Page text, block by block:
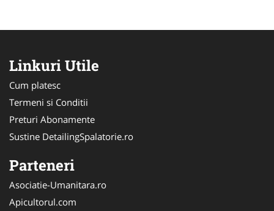
Linkuri Utile
Cum platesc
Termeni si Conditii
Preturi Abonamente
Sustine DetailingSpalatorie.ro
Parteneri
Asociatie-Umanitara.ro
Apicultorul.com